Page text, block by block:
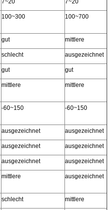
7~20 7~20
100~300 100~700
gut mittlere
schlecht ausgezeichnet
gut gut
mittlere mittlere
-60~150 -60~150
ausgezeichnet ausgezeichnet
ausgezeichnet ausgezeichnet
ausgezeichnet ausgezeichnet
mittlere ausgezeichnet
schlecht mittlere